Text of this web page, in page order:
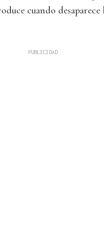
cuando desaparece